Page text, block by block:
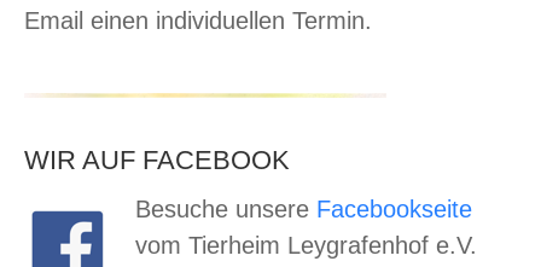
Email einen individuellen Termin.
WIR AUF FACEBOOK
Besuche unsere Facebookseite
vom Tierheim Leygrafenhof e.V.